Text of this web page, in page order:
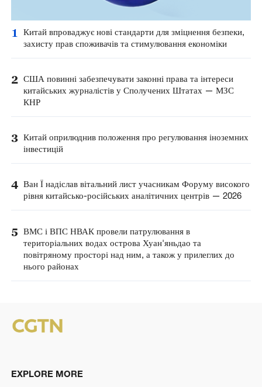
1
Китай впроваджує нові стандарти для зміцнення безпеки,
захисту прав споживачів та стимулювання економіки
2 США повинні забезпечувати законні права та інтереси
китайських журналістів у Сполучених Штатах — МЗС
КНР
3 Китай оприлюднив положення про регулювання іноземних
інвестицій
4 Ван Ї надіслав вітальний лист учасникам Форуму високого
рівня китайсько-російських аналітичних центрів — 2026
5 ВМС і ВПС НВАК провели патрулювання в
територіальних водах острова Хуан'яньдао та
повітряному просторі над ним, а також у прилеглих до
нього районах
EXPLORE MORE